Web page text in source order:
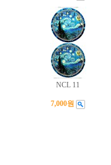
NCL 11
7,000원